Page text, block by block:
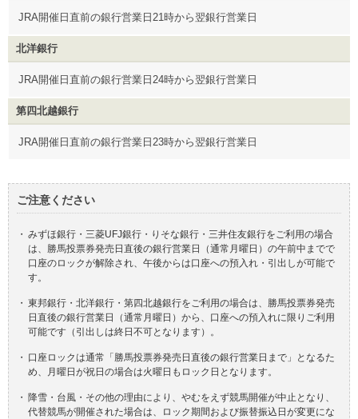
JRA開催日直前の銀行営業日21時から翌銀行営業日
北洋銀行
JRA開催日直前の銀行営業日24時から翌銀行営業日
第四北越銀行
JRA開催日直前の銀行営業日23時から翌銀行営業日
ご注意ください
・ みずほ銀行・三菱UFJ銀行・りそな銀行・三井住友銀行をご利用の場合
は、勝馬投票券発売日直後の銀行営業日（通常月曜日）の午前中までで
口座のロックが解除され、午後からは口座への預入れ・引出しが可能で
す。
・ 東邦銀行・北洋銀行・第四北越銀行をご利用の場合は、勝馬投票券発売
日直後の銀行営業日（通常月曜日）から、口座への預入れに限りご利用
可能です（引出しは終日不可となります）。
・ 口座ロックは通常「勝馬投票券発売日直後の銀行営業日まで」となるた
め、月曜日が祝日の場合は火曜日もロック日となります。
・ 降雪・台風・その他の理由により、やむをえず競馬開催が中止となり、
代替競馬が開催された場合は、ロック期間および振替振込日が変更にな